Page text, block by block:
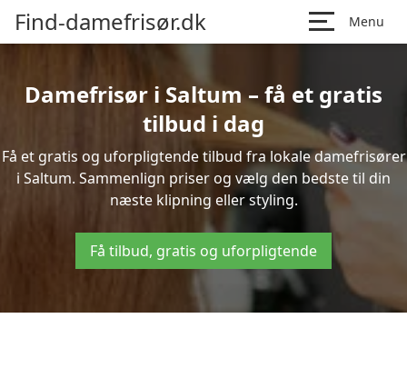
Find-damefrisør.dk Menu
Damefrisør i Saltum – få et gratis
tilbud i dag
Få et gratis og uforpligtende tilbud fra lokale damefrisører
i Saltum. Sammenlign priser og vælg den bedste til din
næste klipning eller styling.
Få tilbud, gratis og uforpligtende